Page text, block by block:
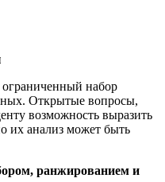
набор
Открытые вопросы,
возможность выразить
их анализ может быть
ранжированием и